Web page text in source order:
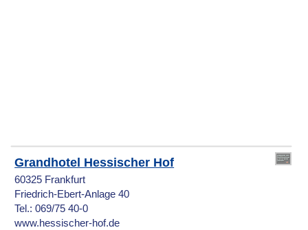
Grandhotel Hessischer Hof
60325 Frankfurt
Friedrich-Ebert-Anlage 40
Tel.: 069/75 40-0
www.hessischer-hof.de